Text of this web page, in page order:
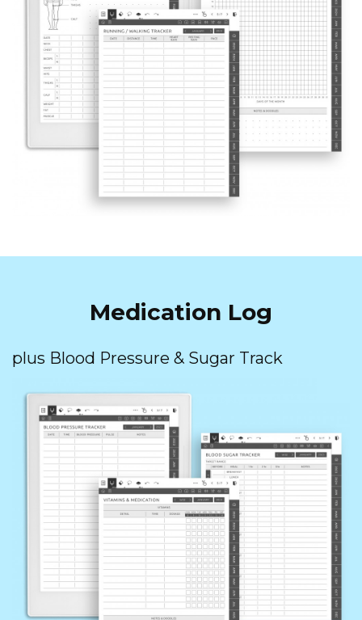
Medication Log
plus Blood Pressure & Sugar Track